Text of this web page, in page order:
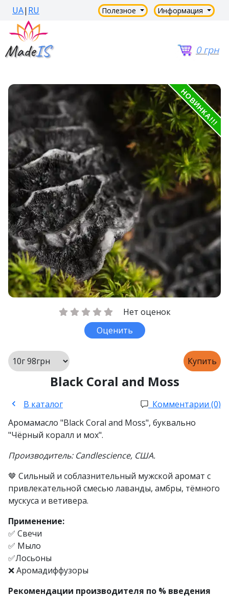
UA| RU Полезное Информация
0 грн
НОВИНКА!!!
Нет оценок
Оценить
Купить
Black Coral and Moss
В каталог
Комментарии (0)
Аромамасло "Black Coral and Moss", буквально
"Чёрный коралл и мох".
Производитель: Candlescience, США.
🤎 Сильный и соблазнительный мужской аромат с
привлекательной смесью лаванды, амбры, тёмного
мускуса и ветивера.
Применение:
✅ Свечи
✅ Мыло
✅Лосьоны
❌ Аромадиффузоры
Рекомендации производителя по % введения